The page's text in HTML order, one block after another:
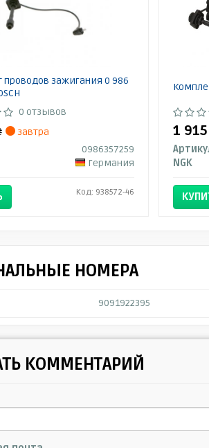
проводов зажигания 0 986
0 отзывов
завтра
0986357259
Германия
Код: 938572-46
1 915
NGK
НОМЕРА
9091922395
КОММЕНТАРИЙ